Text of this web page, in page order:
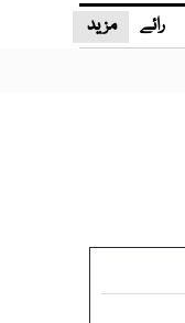
رائے مزید